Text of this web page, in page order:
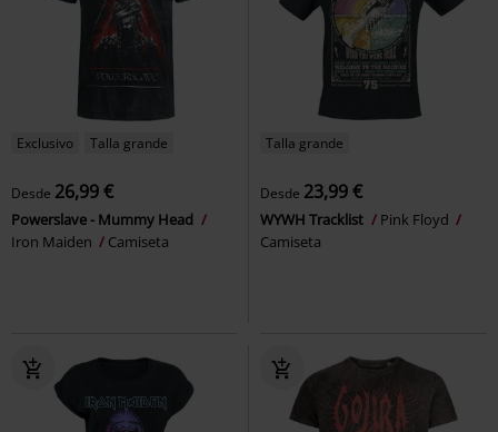
Exclusivo Talla grande
Desde 26,99 €
Powerslave - Mummy Head
Iron Maiden
Camiseta
Talla grande
Desde 23,99 €
WYWH Tracklist
Pink Floyd
Camiseta